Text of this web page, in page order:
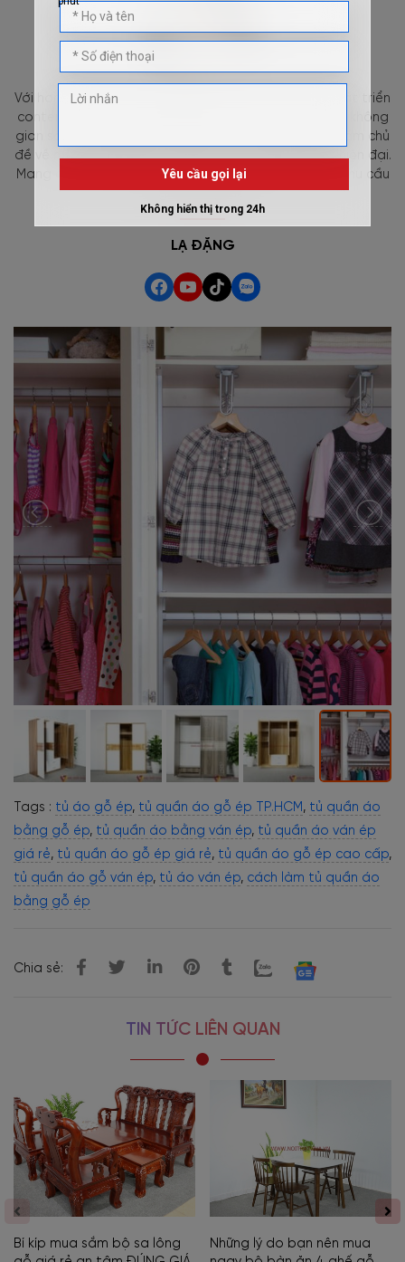
Với hơn 10 năm kinh nghiệm biên tập nội dung và phát triển
content chuyên sâu trong lĩnh vực nội thất, nhà ở và không
gian sống. Tham gia xây dựng nội dung cho hàng trăm chủ
đề về nội thất gia đình, thiết kế và xu hướng decor hiện đại.
Mang đến thông tin hữu ích, thực tế và phù hợp với nhu cầu
người dùng Việt.
LẠ ĐẶNG
Tags : tủ áo gỗ ép, tủ quần áo gỗ ép TP.HCM, tủ quần áo
bằng gỗ ép, tủ quần áo bằng ván ép, tủ quần áo ván ép
giá rẻ, tủ quần áo gỗ ép giá rẻ, tủ quần áo gỗ ép cao cấp,
tủ quần áo gỗ ván ép, tủ áo ván ép, cách làm tủ quần áo
bằng gỗ ép
Chia sẻ:
TIN TỨC LIÊN QUAN
Bí kíp mua sắm bộ sa lông
Những lý do bạn nên mua